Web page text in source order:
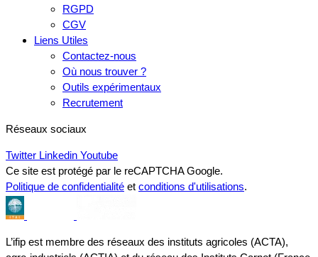
RGPD
CGV
Liens Utiles
Contactez-nous
Où nous trouver ?
Outils expérimentaux
Recrutement
Réseaux sociaux
Twitter Linkedin Youtube
Ce site est protégé par le reCAPTCHA Google.
Politique de confidentialité et conditions d'utilisations.
L’ifip est membre des réseaux des instituts agricoles (ACTA),